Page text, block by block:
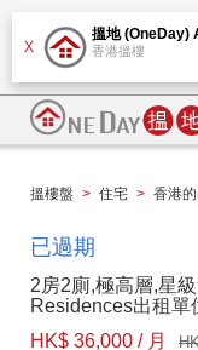
X
搵地 (OneDay)
香港搵樓
搵樓盤 > 住宅 > 香港
已過期
2房2廁,極高層,星
Residences出租單
HK$ 36,000 / 月